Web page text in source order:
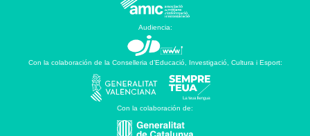
Audiencia:
Con la colaboración de la Conselleria d’Educació, Investigació, Cultura i Esport:
Con la colaboración de: